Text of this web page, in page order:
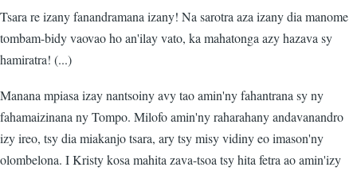
Tsara re izany fanandramana izany! Na sarotra aza izany dia manome
tombam-bidy vaovao ho an'ilay vato, ka mahatonga azy hazava sy
hamiratra! (...)
Manana mpiasa izay nantsoiny avy tao amin'ny fahantrana sy ny
fahamaizinana ny Tompo. Milofo amin'ny raharahany andavanandro
izy ireo, tsy dia miakanjo tsara, ary tsy misy vidiny eo imason'ny
olombelona. I Kristy kosa mahita zava-tsoa tsy hita fetra ao amin'izy